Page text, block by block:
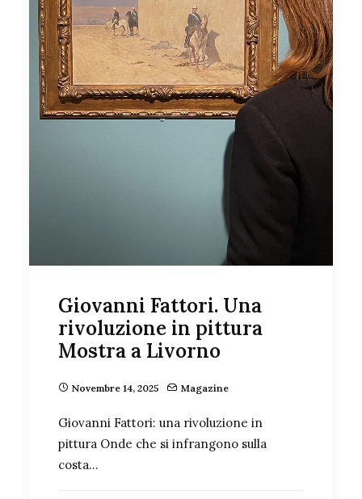
Giovanni Fattori. Una
rivoluzione in pittura
Mostra a Livorno
Novembre 14, 2025 Magazine
Giovanni Fattori: una rivoluzione in
pittura Onde che si infrangono sulla
costa…